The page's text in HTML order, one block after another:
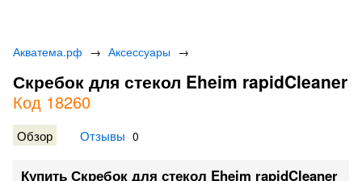
Акватема.рф → Аксессуары →
Скребок для стекол Eheim rapidCleaner
Код 18260
Обзор Отзывы 0
Купить Скребок для стекол Eheim rapidCleaner